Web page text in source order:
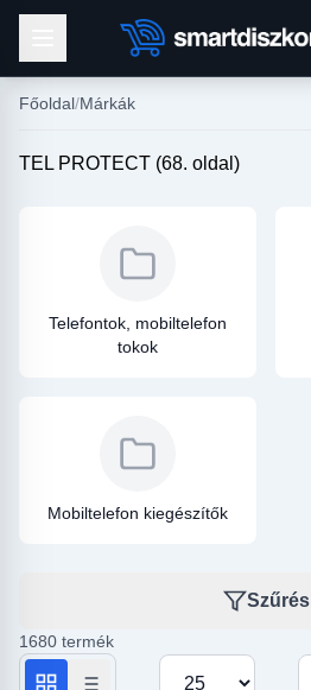
Főoldal Márkák
TEL PROTECT (68. oldal)
Telefontok, mobiltelefon
tokok
Mobiltelefon kiegészítők
Szűrés
1680 termék
Termékek száma